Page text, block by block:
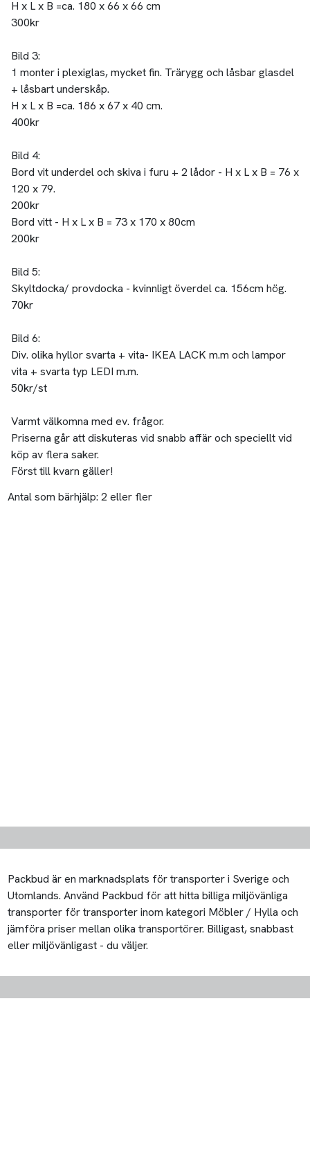
H x L x B =ca. 180 x 66 x 66 cm
300kr
Bild 3:
1 monter i plexiglas, mycket fin. Trärygg och låsbar glasdel
+ låsbart underskåp.
H x L x B =ca. 186 x 67 x 40 cm.
400kr
Bild 4:
Bord vit underdel och skiva i furu + 2 lådor - H x L x B = 76 x
120 x 79.
200kr
Bord vitt - H x L x B = 73 x 170 x 80cm
200kr
Bild 5:
Skyltdocka/ provdocka - kvinnligt överdel ca. 156cm hög.
70kr
Bild 6:
Div. olika hyllor svarta + vita- IKEA LACK m.m och lampor
vita + svarta typ LEDI m.m.
50kr/st
Varmt välkomna med ev. frågor.
Priserna går att diskuteras vid snabb affär och speciellt vid
köp av flera saker.
Först till kvarn gäller!
Antal som bärhjälp: 2 eller fler
Packbud är en marknadsplats för transporter i Sverige och
Utomlands. Använd Packbud för att hitta billiga miljövänliga
transporter för transporter inom kategori Möbler / Hylla och
jämföra priser mellan olika transportörer. Billigast, snabbast
eller miljövänligast - du väljer.